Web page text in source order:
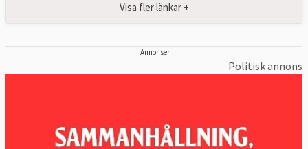
Europaparlamentet, olika intressegrupper,
Så tillsätts en ny kommission
Visa fler länkar +
Annonser
Politisk annons